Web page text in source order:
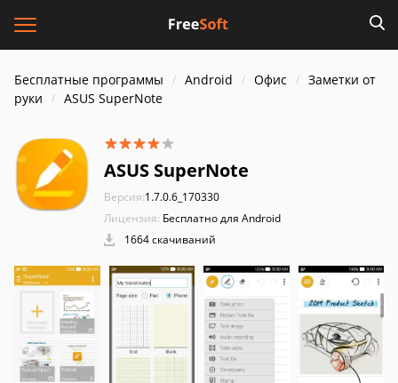
Бесплатные программы Android Офис
Заметки от
руки
ASUS SuperNote
ASUS SuperNote
Версия:1.7.0.6_170330
Лицензия: Бесплатно для Android
1664 скачиваний